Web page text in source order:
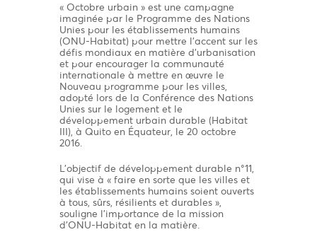
« Octobre urbain » est une campagne
imaginée par le Programme des Nations
Unies pour les établissements humains
(ONU-Habitat) pour mettre l’accent sur les
défis mondiaux en matière d’urbanisation
et pour encourager la communauté
internationale à mettre en œuvre le
Nouveau programme pour les villes,
adopté lors de la Conférence des Nations
Unies sur le logement et le
développement urbain durable (Habitat
III), à Quito en Équateur, le 20 octobre
2016.
L’objectif de développement durable n°11,
qui vise à « faire en sorte que les villes et
les établissements humains soient ouverts
à tous, sûrs, résilients et durables »,
souligne l’importance de la mission
d’ONU-Habitat en la matière.